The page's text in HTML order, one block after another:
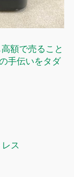
額で売ること
手伝いをタダ
ス